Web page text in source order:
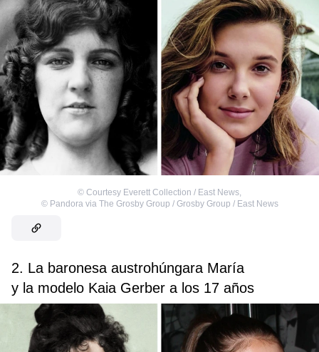
© Courtesy Everett Collection / East News,
© Pandora via The Grosby Group / Grosby Group / East News
2. La baronesa austrohúngara María
y la modelo Kaia Gerber a los 17 años